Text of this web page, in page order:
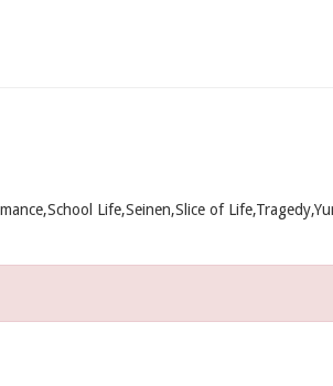
Life,Seinen,Slice of